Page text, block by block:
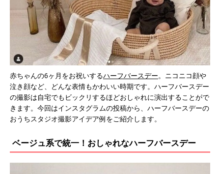
赤ちゃんの6ヶ月をお祝いするハーフバースデー。ニコニコ顔や
泣き顔など、どんな表情もかわいい時期です。ハーフバースデー
の撮影は自宅でもビックリするほどおしゃれに演出することがで
きます。今回はインスタグラムの投稿から、ハーフバースデーの
おうちスタジオ撮影アイデア例をご紹介します。
ベージュ系で統一！おしゃれなハーフバースデー